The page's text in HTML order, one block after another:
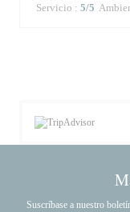
Servicio : 5/5
Suscríbase a nuestro